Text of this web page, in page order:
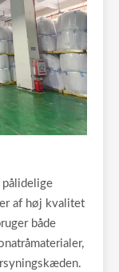
pålidelige
af høj kvalitet
både